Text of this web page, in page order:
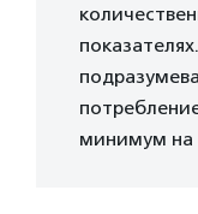
минимум на